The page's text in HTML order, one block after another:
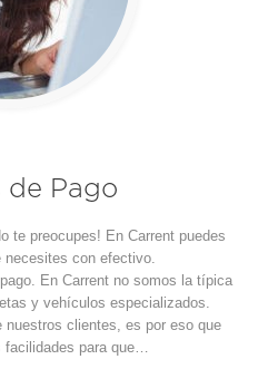
de Pago
te preocupes! En Carrent puedes
necesites con efectivo.
En Carrent no somos la típica
y vehículos especializados.
clientes, es por eso que
facilidades para que…